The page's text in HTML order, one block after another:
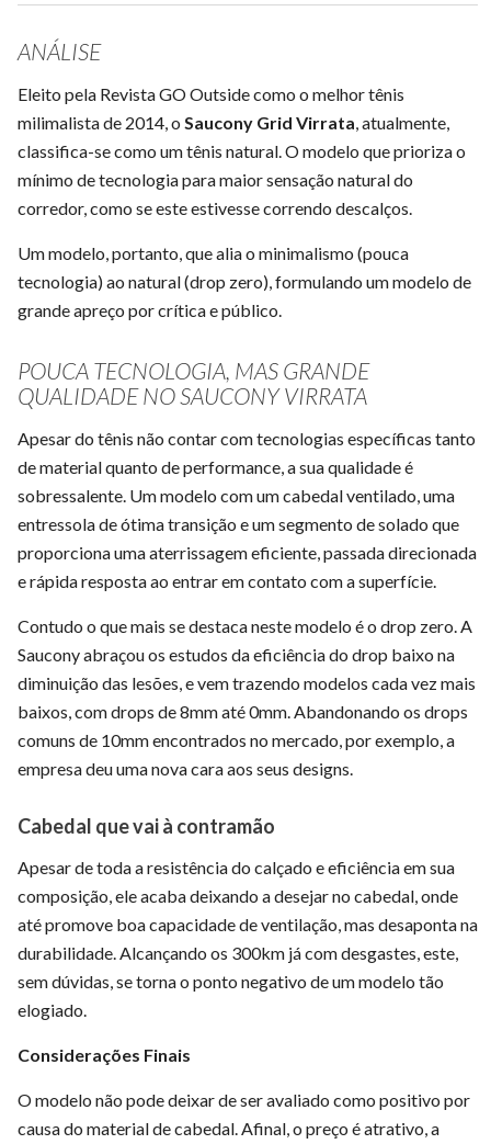
ANÁLISE
Eleito pela Revista GO Outside como o melhor tênis
milimalista de 2014, o Saucony Grid Virrata, atualmente,
classifica-se como um tênis natural. O modelo que prioriza o
mínimo de tecnologia para maior sensação natural do
corredor, como se este estivesse correndo descalços.
Um modelo, portanto, que alia o minimalismo (pouca
tecnologia) ao natural (drop zero), formulando um modelo de
grande apreço por crítica e público.
POUCA TECNOLOGIA, MAS GRANDE
QUALIDADE NO SAUCONY VIRRATA
Apesar do tênis não contar com tecnologias específicas tanto
de material quanto de performance, a sua qualidade é
sobressalente. Um modelo com um cabedal ventilado, uma
entressola de ótima transição e um segmento de solado que
proporciona uma aterrissagem eficiente, passada direcionada
e rápida resposta ao entrar em contato com a superfície.
Contudo o que mais se destaca neste modelo é o drop zero. A
Saucony abraçou os estudos da eficiência do drop baixo na
diminuição das lesões, e vem trazendo modelos cada vez mais
baixos, com drops de 8mm até 0mm. Abandonando os drops
comuns de 10mm encontrados no mercado, por exemplo, a
empresa deu uma nova cara aos seus designs.
Cabedal que vai à contramão
Apesar de toda a resistência do calçado e eficiência em sua
composição, ele acaba deixando a desejar no cabedal, onde
até promove boa capacidade de ventilação, mas desaponta na
durabilidade. Alcançando os 300km já com desgastes, este,
sem dúvidas, se torna o ponto negativo de um modelo tão
elogiado.
Considerações Finais
O modelo não pode deixar de ser avaliado como positivo por
causa do material de cabedal. Afinal, o preço é atrativo, a